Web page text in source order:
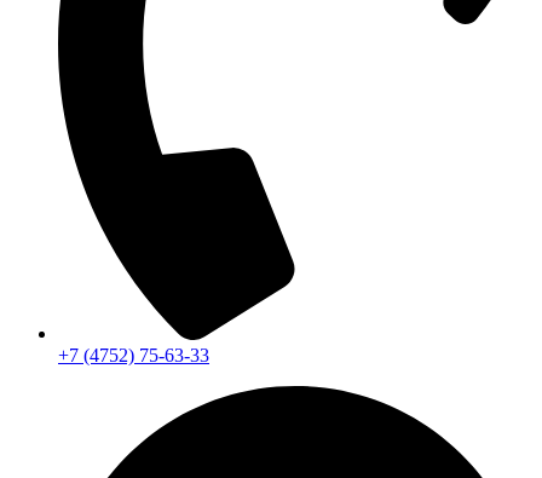
+7 (4752) 75-63-33